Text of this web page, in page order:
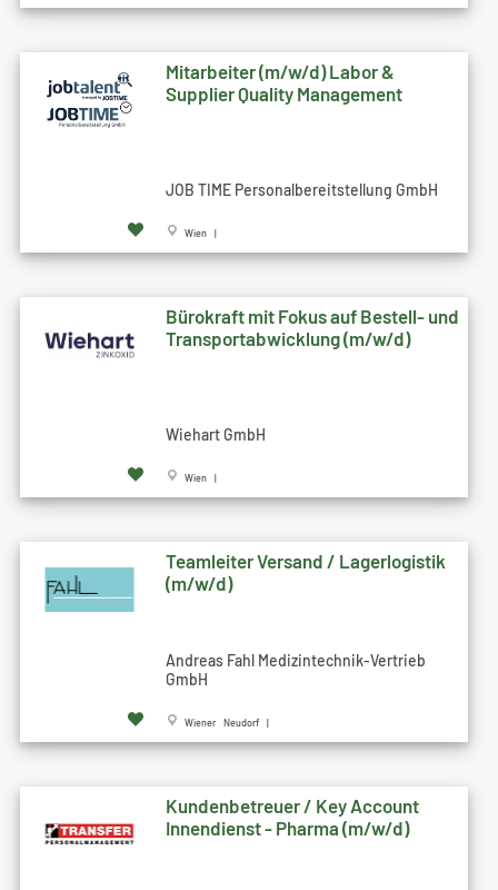
Mitarbeiter (m/w/d) Labor &
Supplier Quality Management
JOB TIME Personalbereitstellung GmbH
Wien |
Bürokraft mit Fokus auf Bestell- und
Transportabwicklung (m/w/d)
Wiehart GmbH
Wien |
Teamleiter Versand / Lagerlogistik
(m/w/d)
Andreas Fahl Medizintechnik-Vertrieb
GmbH
Wiener Neudorf |
Kundenbetreuer / Key Account
Innendienst - Pharma (m/w/d)